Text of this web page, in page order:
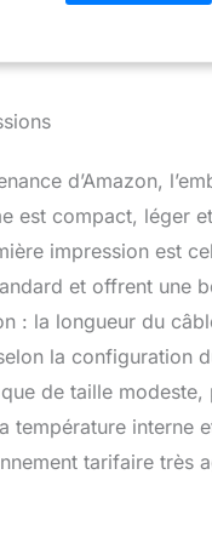
Chargeur de
batterie,
: ① Mode voiture
SLA/GEL/
moto, max 1,5
pour réparer et
sulfatées).
protège votre
protection
circuits, un
pouvez laisser le
charge
d’Amazon,
est compact, léger
impression est
et offrent une
: la longueur du
la
de taille
température interne
tarifaire très